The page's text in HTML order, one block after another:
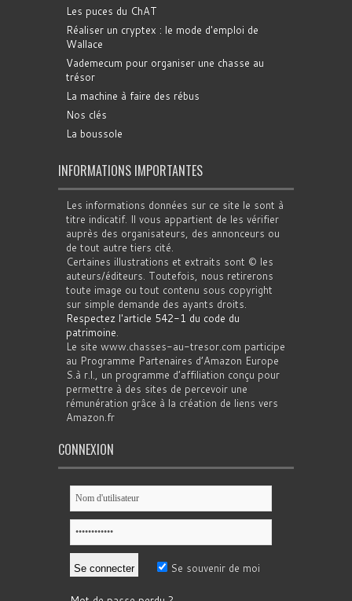
Les puces du ChAT
Réaliser un cryptex : le mode d'emploi de
Wallace
Vademecum pour organiser une chasse au
trésor
La machine à faire des rébus
Nos clés
La boussole
INFORMATIONS IMPORTANTES
Les informations données sur ce site le sont à
titre indicatif. Il vous appartient de les vérifier
auprès des organisateurs, des annonceurs ou
de tout autre tiers cité.
Certaines illustrations et extraits sont © les
auteurs/éditeurs. Toutefois, nous retirerons
toute image ou tout contenu sous copyright
sur simple demande des ayants droits.
Respectez l'article 542-1 du code du
patrimoine.
Le site www.chasses-au-tresor.com participe
au Programme Partenaires d’Amazon Europe
S.à r.l., un programme d’affiliation conçu pour
permettre à des sites de percevoir une
rémunération grâce à la création de liens vers
Amazon.fr
CONNEXION
Se souvenir de moi